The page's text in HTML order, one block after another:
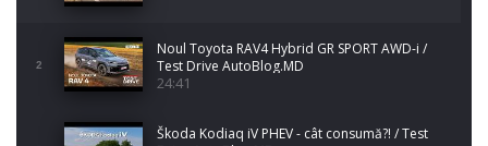
2
Noul Toyota RAV4 Hybrid GR SPORT AWD-i /
Test Drive AutoBlog.MD
24:41
Škoda Kodiaq iV PHEV - cât consumă?! / Test